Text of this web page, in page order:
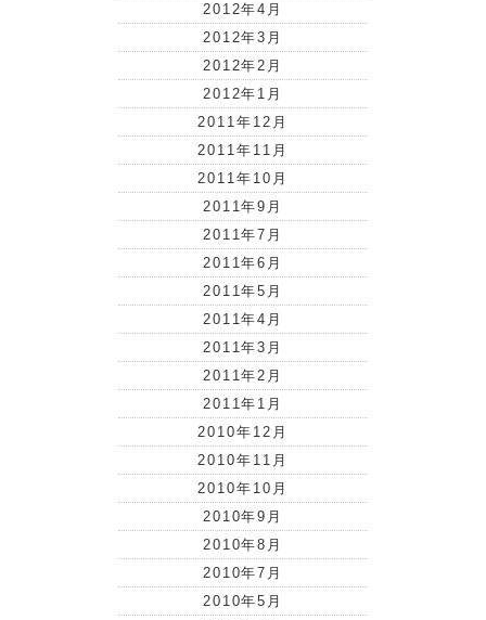
2012年4月
2012年3月
2012年2月
2012年1月
2011年12月
2011年11月
2011年10月
2011年9月
2011年7月
2011年6月
2011年5月
2011年4月
2011年3月
2011年2月
2011年1月
2010年12月
2010年11月
2010年10月
2010年9月
2010年8月
2010年7月
2010年5月